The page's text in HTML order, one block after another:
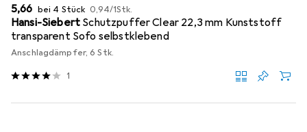
EUR
5,66 bei 4 Stück EUR
0,94/1Stk.
Hansi-Siebert Schutzpuffer Clear 22,3 mm Kunststoff
transparent Sofo selbstklebend
Anschlagdämpfer, 6 Stk.
1